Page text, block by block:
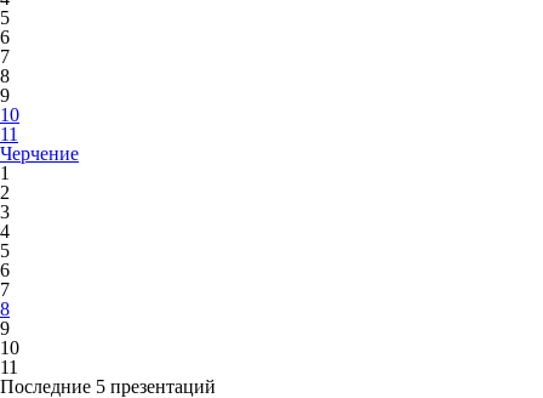
5
6
7
8
9
10
11
Черчение
1
2
3
4
5
6
7
8
9
10
11
Последние 5 презентаций